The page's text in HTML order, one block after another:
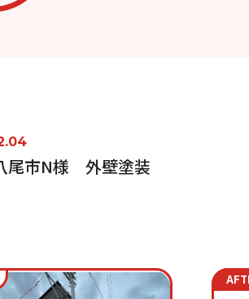
尾市N様 外壁塗装